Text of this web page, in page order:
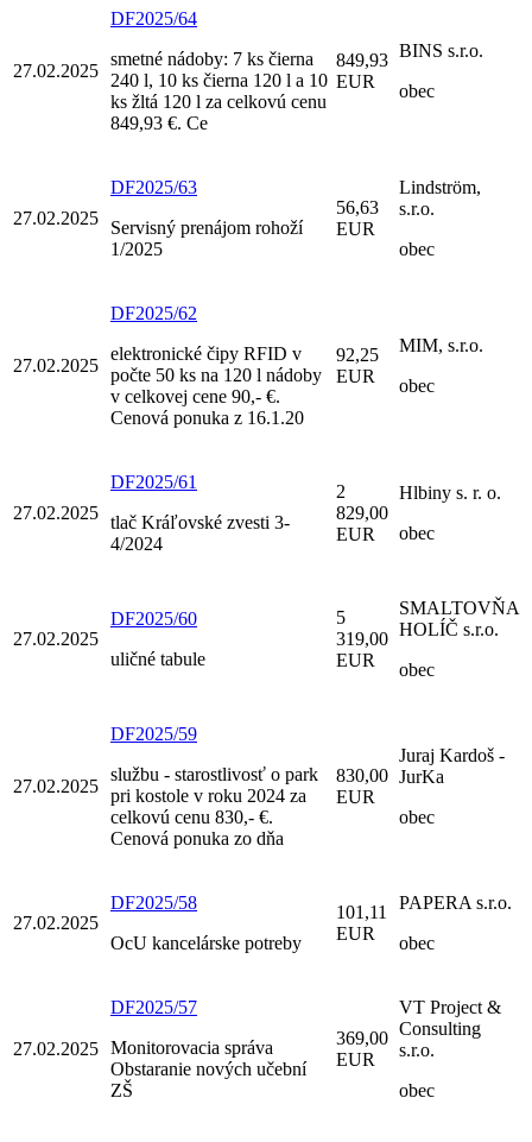
27.02.2025
DF2025/64
smetné nádoby: 7 ks čierna
240 l, 10 ks čierna 120 l a 10
ks žltá 120 l za celkovú cenu
849,93 €. Ce
849,93
EUR
BINS s.r.o.
obec
27.02.2025
DF2025/63
Servisný prenájom rohoží
1/2025
56,63
EUR
Lindström,
s.r.o.
obec
27.02.2025
DF2025/62
elektronické čipy RFID v
počte 50 ks na 120 l nádoby
v celkovej cene 90,- €.
Cenová ponuka z 16.1.20
92,25
EUR
MIM, s.r.o.
obec
27.02.2025
DF2025/61
tlač Kráľovské zvesti 3-
4/2024
2
829,00
EUR
Hlbiny s. r. o.
obec
27.02.2025
DF2025/60
uličné tabule
5
319,00
EUR
SMALTOVŇA
HOLÍČ s.r.o.
obec
27.02.2025
DF2025/59
službu - starostlivosť o park
pri kostole v roku 2024 za
celkovú cenu 830,- €.
Cenová ponuka zo dňa
830,00
EUR
Juraj Kardoš -
JurKa
obec
27.02.2025
DF2025/58
OcU kancelárske potreby
101,11
EUR
PAPERA s.r.o.
obec
27.02.2025
DF2025/57
Monitorovacia správa
Obstaranie nových učební
ZŠ
369,00
EUR
VT Project &
Consulting
s.r.o.
obec